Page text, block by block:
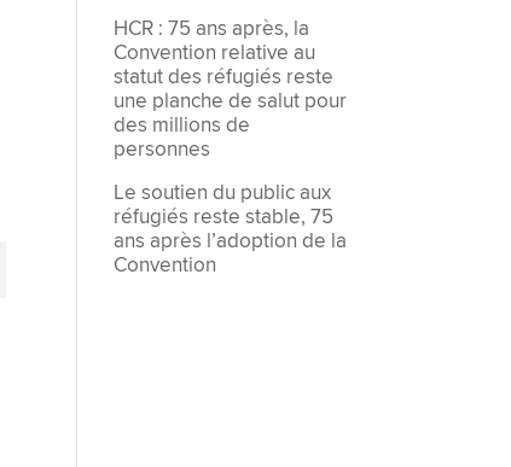
HCR : 75 ans après, la
Convention relative au
statut des réfugiés reste
une planche de salut pour
des millions de
personnes
Le soutien du public aux
réfugiés reste stable, 75
ans après l’adoption de la
Convention